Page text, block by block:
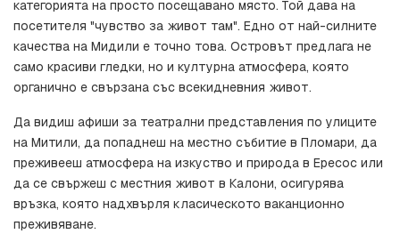
категорията на просто посещавано място. Той дава на
посетителя "чувство за живот там". Едно от най-силните
качества на Мидили е точно това. Островът предлага не
само красиви гледки, но и културна атмосфера, която
органично е свързана със всекидневния живот.
Да видиш афиши за театрални представления по улиците
на Митили, да попаднеш на местно събитие в Пломари, да
преживееш атмосфера на изкуство и природа в Ересос или
да се свържеш с местния живот в Калони, осигурява
връзка, която надхвърля класическото ваканционно
преживяване.